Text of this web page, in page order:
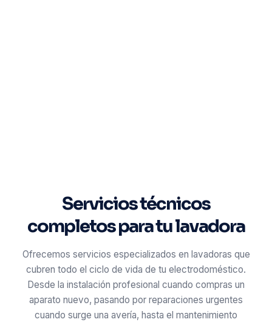
Servicios técnicos
completos para tu lavadora
Ofrecemos servicios especializados en lavadoras que
cubren todo el ciclo de vida de tu electrodoméstico.
Desde la instalación profesional cuando compras un
aparato nuevo, pasando por reparaciones urgentes
cuando surge una avería, hasta el mantenimiento